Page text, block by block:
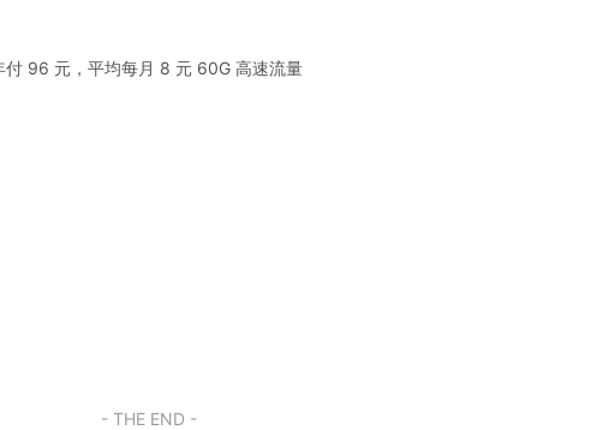
付 96 元，平均每月 8 元 60G 高速流量
- THE END -